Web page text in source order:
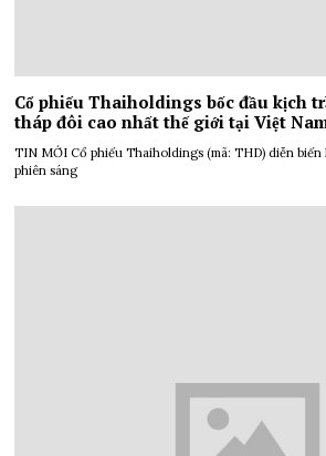
Cổ phiếu Thaiholdings bốc đầu kịch
tháp đôi cao nhất thế giới tại Việt
TIN MỚI Cổ phiếu Thaiholdings (mã: THD) diễn
phiên sáng